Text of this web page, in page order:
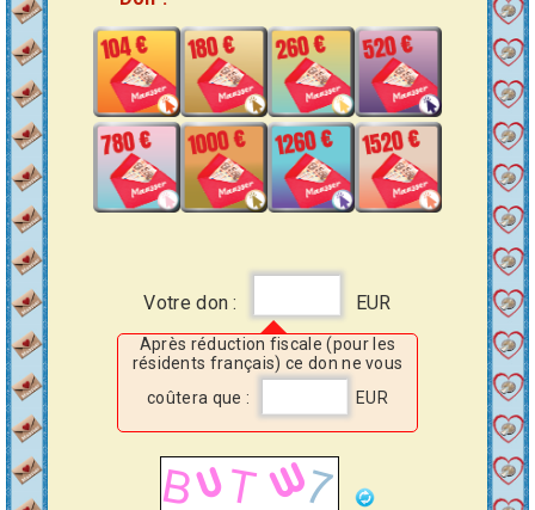
Votre don : EUR
Après réduction fiscale (pour les
résidents français) ce don ne vous
coûtera que :
EUR